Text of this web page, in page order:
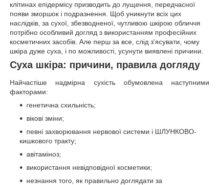
клітинах епідермісу призводить до лущення, передчасної
появи зморшок і подразнення. Щоб уникнути всіх цих
наслідків, за сухої, збезводненої, чутливою шкірою обличчя
потрібно особливий догляд з використанням професійних
косметичних засобів. Але перш за все, слід з'ясувати, чому
шкіра дуже суха, і по можливості, усунути виявлені причини.
Суха шкіра: причини, правила догляду
Найчастіше надмірна сухість обумовлена наступними
факторами:
генетична схильність;
вікові зміни;
певні захворювання нервової системи і ШЛУНКОВО-
кишкового тракту;
авітаміноз;
використання невідповідної косметики;
незнання того, як правильно доглядати за